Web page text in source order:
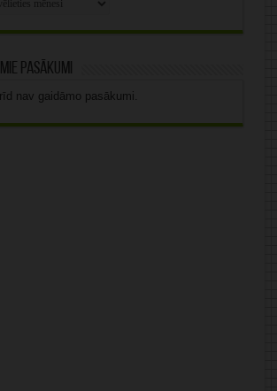
pasākumi
nav gaidāmo pasākumi.